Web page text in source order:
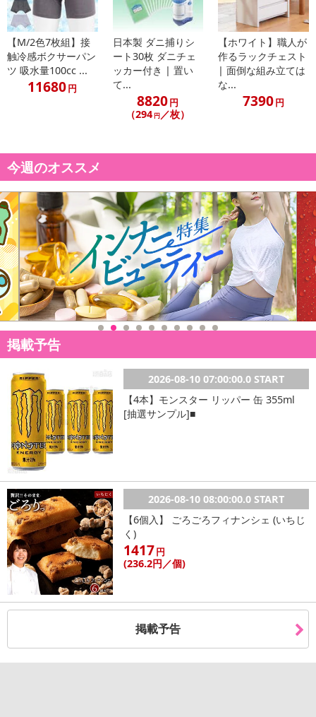
【M/2色7枚組】接
触冷感ボクサーパン
ツ 吸水量100cc ...
11680円
日本製 ダニ捕りシ
ート30枚 ダニチェ
ッカー付き | 置い
て...
8820円
（294 円 ／枚）
【ホワイト】職人が
作るラックチェスト
| 面倒な組み立ては
な...
7390円
今週のオススメ
掲載予告
2026-08-10 07:00:00.0 START
【4本】モンスター リッパー 缶 355ml
[抽選サンプル]■
2026-08-10 08:00:00.0 START
【6個入】 ごろごろフィナンシェ (いちじ
く)
1417円
(236.2円／個)
掲載予告